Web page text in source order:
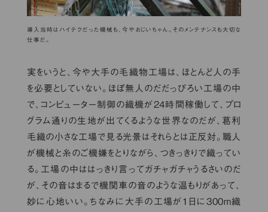
導入当時はハイテクだった機械も、今やおじいちゃん。そのメンテナンスも大切な
仕事だ。
実をいうと、今や大手の毛織物工場は、ほとんど人の手
を必要としていない。ほぼ無人のだだっぴろい工場の中
で、コンピューター制御の織機が24時間稼働して、プロ
グラム通りの生地が出てくるような世界なのだが、葛利
毛織の小さな工場で見る光景はそれらとは正反対。職人
が機械と糸のご機嫌をとりながら、つきっきりで織ってい
る。工場の中ははっきり言ってガチャガチャうるさいのだ
が、その音はまるで機関車の音のような温もりがあって、
妙に心地いい。ちなみに大手の工場が１日に300m織